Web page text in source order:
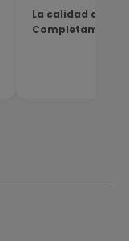
La calidad del
Completamente